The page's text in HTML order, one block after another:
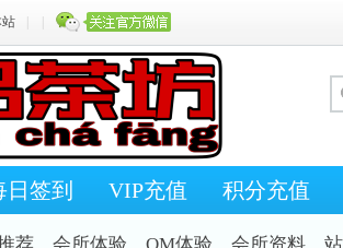
日签到 VIP充值 积分充值